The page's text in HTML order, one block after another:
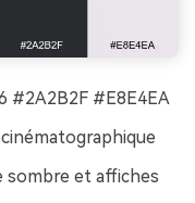
#2A2B2F #E8E4EA
sombre et affiches